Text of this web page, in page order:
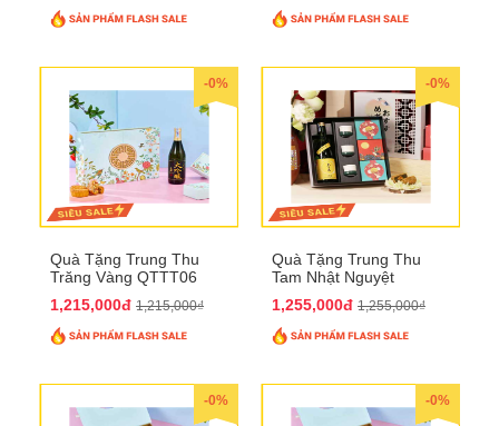
-0%
Quà Tặng Trung Thu
Trăng Vàng QTTT06
1,215,000đ 1,215,000₫
-0%
Quà Tặng Trung Thu
Tam Nhật Nguyệt
1,255,000đ 1,255,000₫
-0% -0%